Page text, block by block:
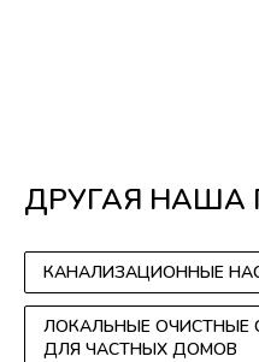
ДРУГАЯ НАША
КАНАЛИЗАЦИОННЫЕ
ЛОКАЛЬНЫЕ ОЧИСТНЫЕ
ДЛЯ ЧАСТНЫХ ДОМОВ